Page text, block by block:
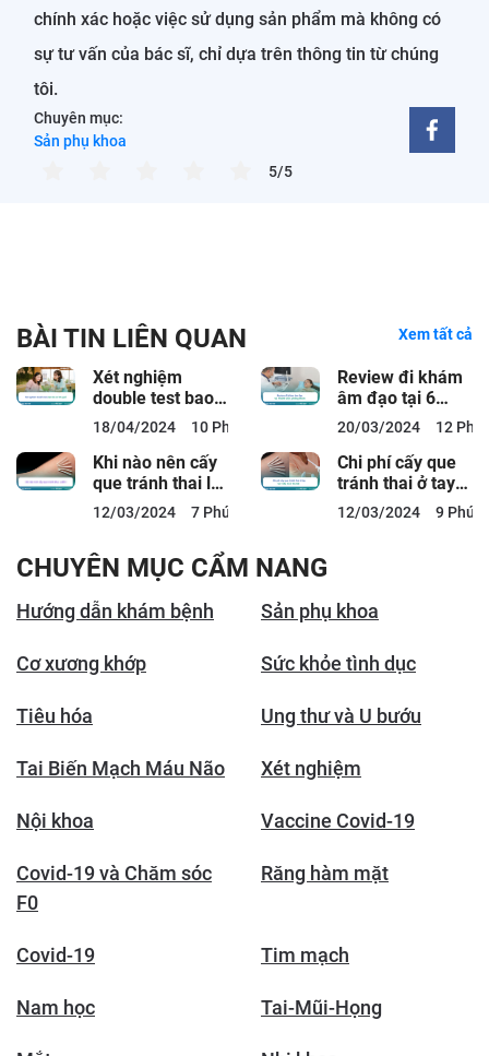
chính xác hoặc việc sử dụng sản phẩm mà không có
sự tư vấn của bác sĩ, chỉ dựa trên thông tin từ chúng
tôi.
Chuyên mục:
Sản phụ khoa
5/5
BÀI TIN LIÊN QUAN Xem tất cả
Xét nghiệm
double test bao
lâu có kết quả?
18/04/2024 10 Phút đọc
Review đi khám
âm đạo tại 6
bệnh viện, phòng
khám
20/03/2024 12
Khi nào nên cấy
que tránh thai là
tốt?
12/03/2024 7 Phút đọc
Chi phí cấy que
tránh thai ở tay
tại 5 địa chỉ ở Hà
Nội
12/03/2024 9 Phút
CHUYÊN MỤC CẨM NANG
Hướng dẫn khám bệnh Sản phụ khoa
Cơ xương khớp Sức khỏe tình dục
Tiêu hóa Ung thư và U bướu
Tai Biến Mạch Máu Não Xét nghiệm
Nội khoa Vaccine Covid-19
Covid-19 và Chăm sóc
F0
Răng hàm mặt
Covid-19 Tim mạch
Nam học Tai-Mũi-Họng